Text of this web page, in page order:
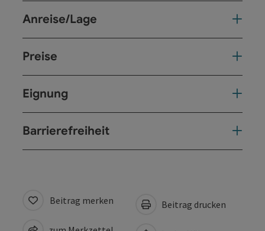
Anreise/Lage
Preise
Eignung
Barrierefreiheit
Beitrag merken Beitrag drucken